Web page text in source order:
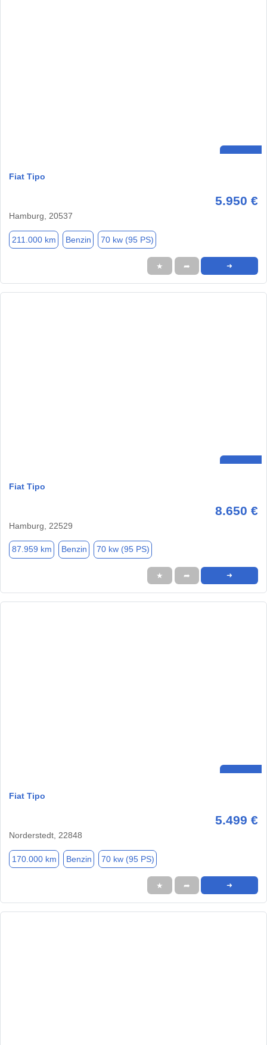
Fiat Tipo
5.950 €
Hamburg, 20537
211.000 km Benzin 70 kw (95 PS)
★ ➦ ➜
Fiat Tipo
8.650 €
Hamburg, 22529
87.959 km Benzin 70 kw (95 PS)
★ ➦ ➜
Fiat Tipo
5.499 €
Norderstedt, 22848
170.000 km Benzin 70 kw (95 PS)
★ ➦ ➜